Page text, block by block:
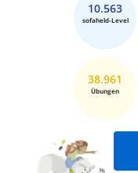
10.563
sofaheld-Level
38.961
Übungen